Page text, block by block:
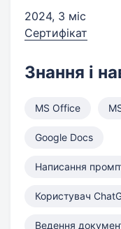
2024, 3 міс
Сертифікат
Знання і
MS Office
Google Docs
Написання
Користувач
Ведення